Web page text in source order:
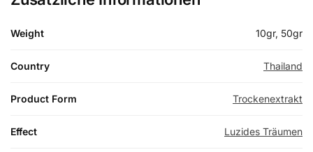
Weight 10gr, 50gr
Country Thailand
Product Form Trockenextrakt
Effect Luzides Träumen